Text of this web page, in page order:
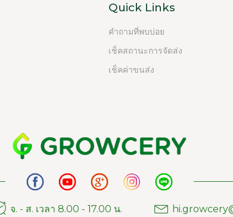
Quick Links
คำถามที่พบบ่อย
เช็คสถานะการจัดส่ง
เช็คค่าขนส่ง
จ. - ส. เวลา 8.00 - 17.00 น.